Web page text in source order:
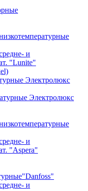
и
"Lunite"
Электролюкс
Электролюкс
и
"Aspera"
и